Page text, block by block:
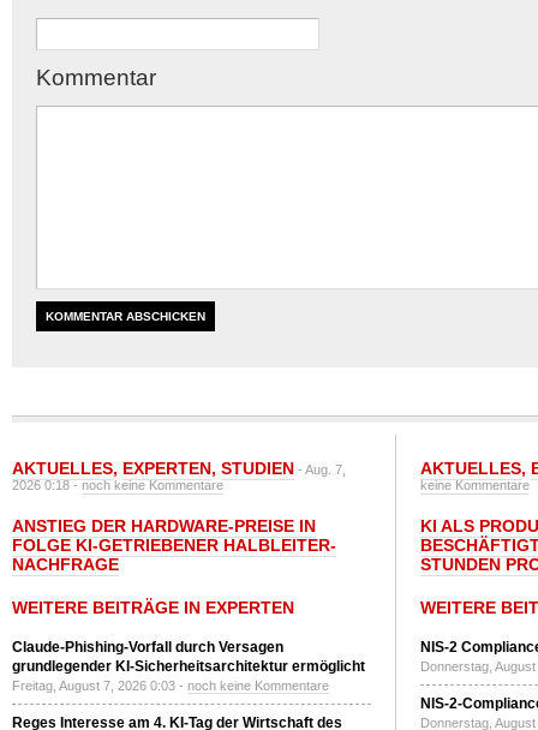
Kommentar
AKTUELLES, EXPERTEN, STUDIEN - Aug. 7,
2026 0:18 -noch keine Kommentare
ANSTIEG DER HARDWARE-PREISE IN
FOLGE KI-GETRIEBENER HALBLEITER-
NACHFRAGE
WEITERE BEITRÄGE IN EXPERTEN
Claude-Phishing-Vorfall durch Versagen
grundlegender KI-Sicherheitsarchitektur ermöglicht
Freitag, August 7, 2026 0:03 - noch keine Kommentare
Reges Interesse am 4. KI-Tag der Wirtschaft des
AKTUELLES,
keine Kommentare
KI ALS
STUNDEN
WEITERE
NIS-2
Donnerstag,
NIS-2-
Donnerstag,